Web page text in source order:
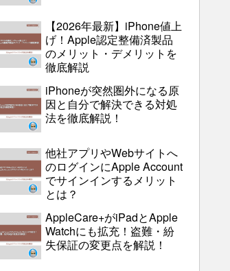
【2026年最新】iPhone値上
げ！Apple認定整備済製品
のメリット・デメリットを
徹底解説
iPhoneが突然圏外になる原
因と自分で解決できる対処
法を徹底解説！
他社アプリやWebサイトへ
のログインにApple Account
でサインインするメリット
とは？
AppleCare+がiPadとApple
Watchにも拡充！盗難・紛
失保証の変更点を解説！